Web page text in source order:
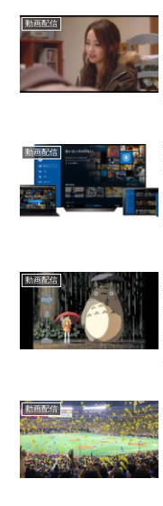
動画配信
動画配信
動画配信
動画配信